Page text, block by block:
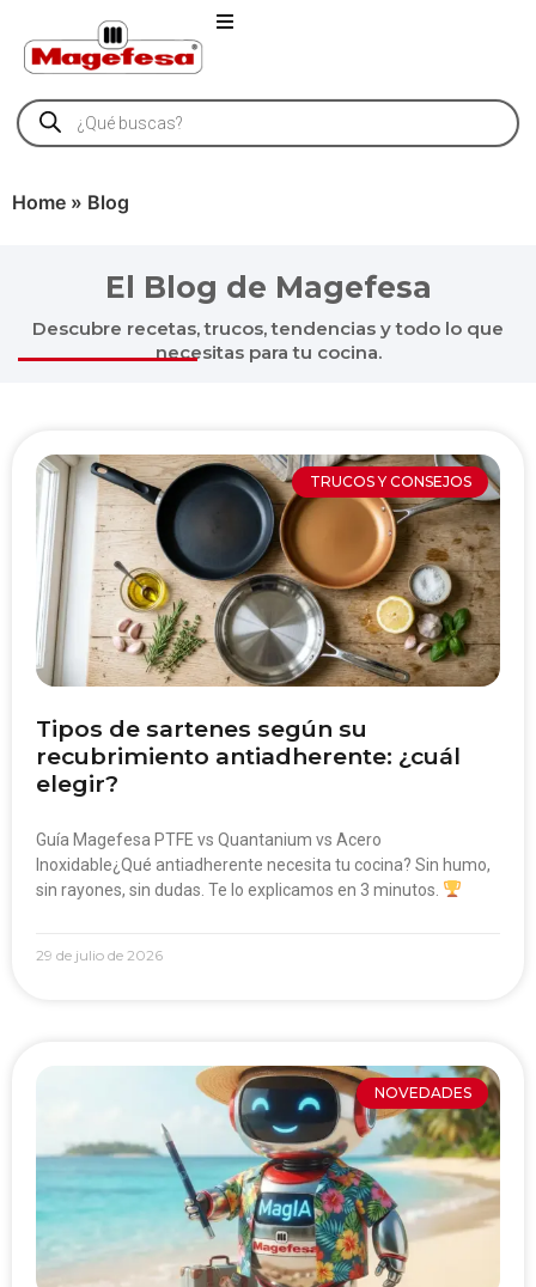
Home » Blog
El Blog de Magefesa
Descubre recetas, trucos, tendencias y todo lo que
necesitas para tu cocina.
TRUCOS Y CONSEJOS
Tipos de sartenes según su
recubrimiento antiadherente: ¿cuál
elegir?
Guía Magefesa PTFE vs Quantanium vs Acero
Inoxidable¿Qué antiadherente necesita tu cocina? Sin humo,
sin rayones, sin dudas. Te lo explicamos en 3 minutos.
29 de julio de 2026
NOVEDADES